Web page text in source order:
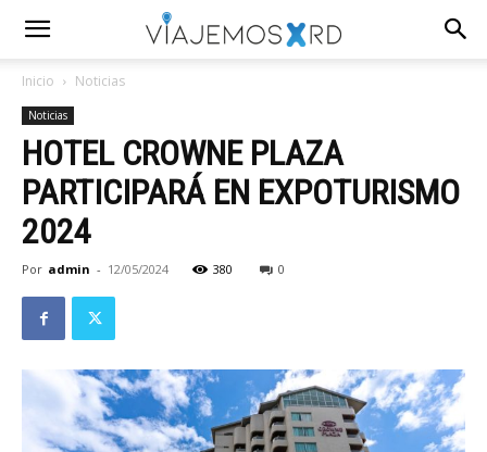
Inicio Noticias
Noticias
HOTEL CROWNE PLAZA
PARTICIPARÁ EN EXPOTURISMO
2024
Por admin - 12/05/2024 380 0